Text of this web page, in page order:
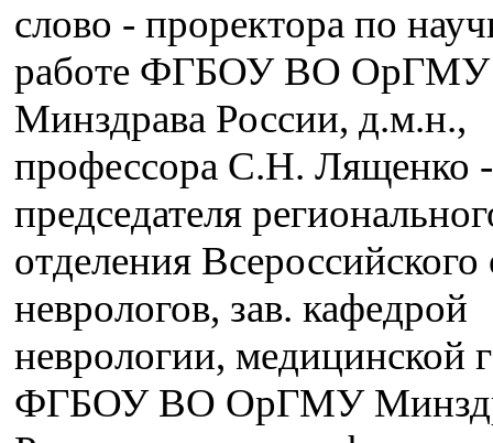
слово - проректора по
работе ФГБОУ ВО ОрГМУ
Минздрава России, д.м.н.,
профессора С.Н. Лященко -
председателя
отделения
неврологов, зав. кафедрой
неврологии, медицинской
ФГБОУ ВО ОрГМУ